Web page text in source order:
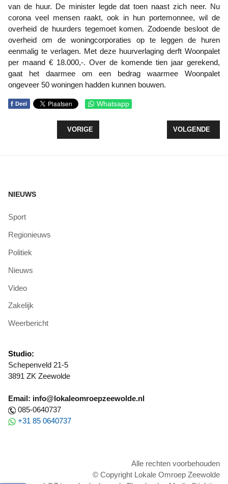
van de huur. De minister legde dat toen naast zich neer. Nu
corona veel mensen raakt, ook in hun portemonnee, wil de
overheid de huurders tegemoet komen. Zodoende besloot de
overheid om de woningcorporaties op te leggen de huren
eenmalig te verlagen. Met deze huurverlaging derft Woonpalet
per maand € 18.000,-. Over de komende tien jaar gerekend,
gaat het daarmee om een bedrag waarmee Woonpalet
ongeveer 50 woningen hadden kunnen bouwen.
f Deel Whatsapp
VORIG ARTIKEL: NIEUWE BESTELAUTO VOOR
VORIGE VOLGENDE
VOLGENDE
NIEUWS
Sport
Regionieuws
Politiek
Nieuws
Video
Zakelijk
Weerbericht
Studio:
Schepenveld 21-5
3891 ZK Zeewolde
Email: info@lokaleomroepzeewolde.nl
085-0640737
+31 85 0640737
Alle rechten voorbehouden
© Copyright Lokale Omroep Zeewolde